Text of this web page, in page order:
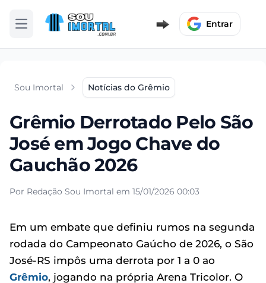
Abrir menu Entrar
Sou Imortal Notícias do Grêmio
Grêmio Derrotado Pelo São
José em Jogo Chave do
Gauchão 2026
Por Redação Sou Imortal em 15/01/2026 00:03
Em um embate que definiu rumos na segunda
rodada do Campeonato Gaúcho de 2026, o São
José-RS impôs uma derrota por 1 a 0 ao
Grêmio, jogando na própria Arena Tricolor. O